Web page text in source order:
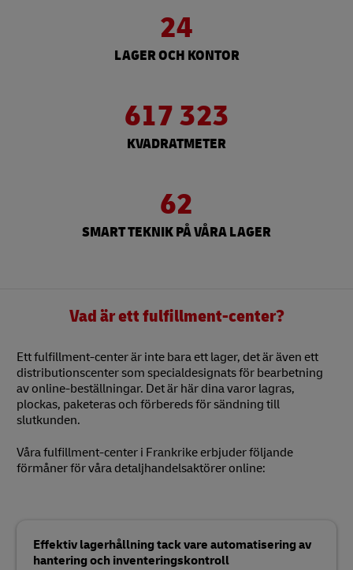
24
LAGER OCH KONTOR
617 323
KVADRATMETER
62
SMART TEKNIK PÅ VÅRA LAGER
Vad är ett fulfillment-center?
Ett fulfillment-center är inte bara ett lager, det är även ett
distributionscenter som specialdesignats för bearbetning
av online-beställningar. Det är här dina varor lagras,
plockas, paketeras och förbereds för sändning till
slutkunden.
Våra fulfillment-center i Frankrike erbjuder följande
förmåner för våra detaljhandelsaktörer online:
Effektiv lagerhållning tack vare automatisering av
hantering och inventeringskontroll